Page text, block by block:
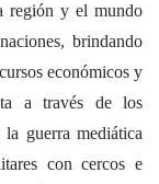
región y el mundo
brindando
económicos y
a través de los
guerra mediática
con cercos e